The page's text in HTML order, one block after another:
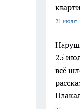
21 июля
25
всё